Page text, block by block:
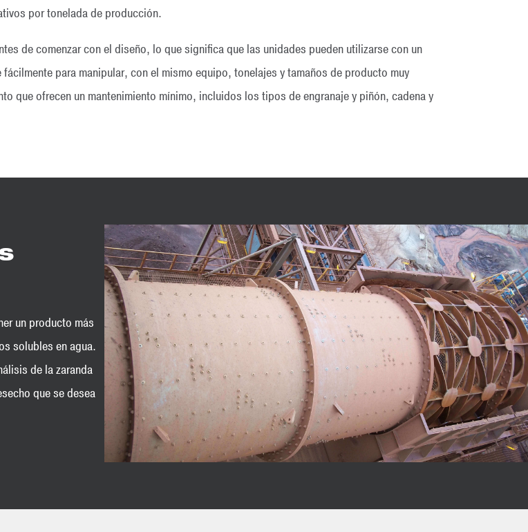
por tonelada de producción.
de comenzar con el diseño, lo que significa que las unidades pueden utilizarse con un
para manipular, con el mismo equipo, tonelajes y tamaños de producto muy
que ofrecen un mantenimiento mínimo, incluidos los tipos de engranaje y piñón, cadena y
un producto más
solubles en agua.
de la zaranda
que se desea